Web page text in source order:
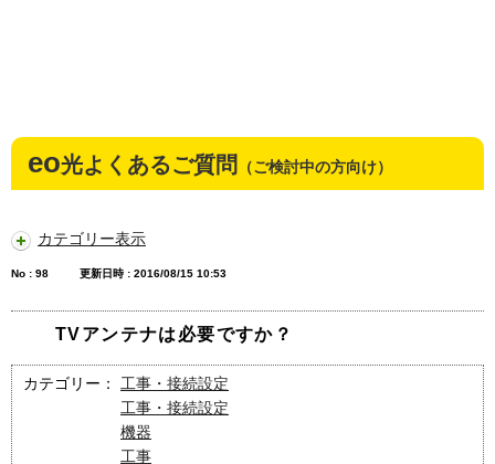
eo光よくあるご質問 （ご検討中の方向け）
カテゴリー表示
No : 98 更新日時 : 2016/08/15 10:53
TVアンテナは必要ですか？
カテゴリー：
工事・接続設定
工事・接続設定
機器
工事